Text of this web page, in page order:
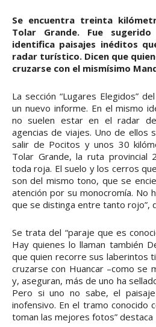
Se encuentra treinta
Tolar Grande. Fue
identifica paisajes inéditos
radar turístico. Dicen que
cruzarse con el mismísimo
La sección “Lugares Elegidos”
un nuevo informe. En el mismo
no suelen estar en el radar
agencias de viajes. Uno de ellos
salir de Pocitos y unos 30
Tolar Grande, la ruta
toda roja. El suelo y los cerros
son del mismo tono, que se
atención por su monocromía. No
que se distinga entre tanto rojo”,
Se trata del “paraje que es
Hay quienes lo llaman también
que quien recorre sus laberintos
cruzarse con Huancar –como se
y, aseguran, más de uno ha
Pero si uno no sabe, el
inofensivo. En el tramo conocido
toman las mejores fotos” destaca